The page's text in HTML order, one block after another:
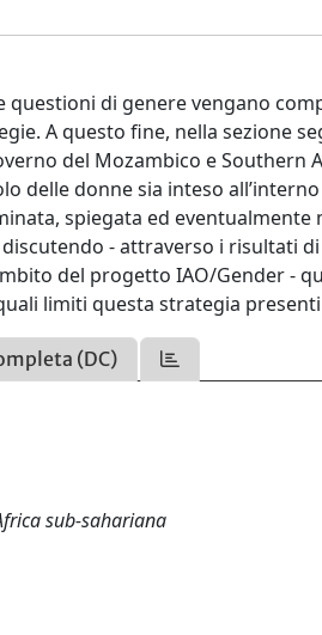
di genere vengano
A questo fine, nella sezione
del Mozambico e Southern
delle donne sia inteso
spiegata ed eventualmente
- attraverso i risultati
del progetto IAO/Gender -
limiti questa strategia
(DC)
sub-sahariana